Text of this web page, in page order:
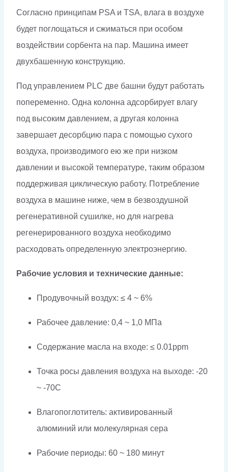
Согласно принципам PSA и TSA, влага в воздухе
будет поглощаться и сжиматься при особом
воздействии сорбента на пар. Машина имеет
двухбашенную конструкцию.
Под управлением PLC две башни будут работать
попеременно. Одна колонна адсорбирует влагу
под высоким давлением, а другая колонна
завершает десорбцию пара с помощью сухого
воздуха, производимого ею же при низком
давлении и высокой температуре, таким образом
поддерживая циклическую работу. Потребление
воздуха в машине ниже, чем в безвоздушной
регенеративной сушилке, но для нагрева
регенерированного воздуха необходимо
расходовать определенную электроэнергию.
Рабочие условия и технические данные:
Продувочный воздух: ≤ 4 ~ 6%
Рабочее давление: 0,4 ~ 1,0 МПа
Содержание масла на входе: ≤ 0.01ppm
Точка росы давления воздуха на выходе: -20
~ -70C
Влагопоглотитель: активированный
алюминий или молекулярная сера
Рабочие периоды: 60 ~ 180 минут